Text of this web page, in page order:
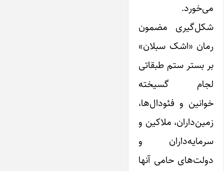
می‌خورد.
شکل‌گیری مضمون
رمان «اشک سبلان»
بر بستر ستم طبقاتی
لجام گسیخته
خوانین و فئودال‌ها،
زمین‌داران، ملاکین و
سرمایه‌داران و
دولت‌های حامی آنها